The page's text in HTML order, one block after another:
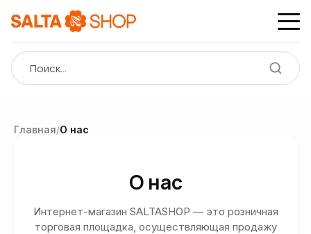
Главная/О нас
О нас
Интернет-магазин SALTASHOP — это розничная
торговая площадка, осуществляющая продажу